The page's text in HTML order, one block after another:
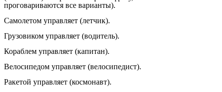
проговариваются все варианты).
Самолетом управляет (летчик).
Грузовиком управляет (водитель).
Кораблем управляет (капитан).
Велосипедом управляет (велосипедист).
Ракетой управляет (космонавт).